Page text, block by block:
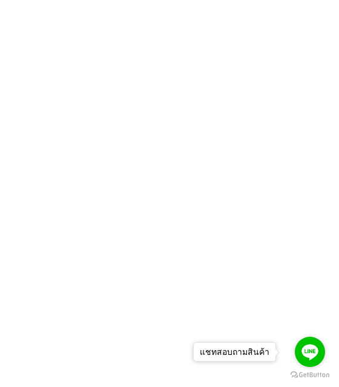
แชทสอบถามสินค้า